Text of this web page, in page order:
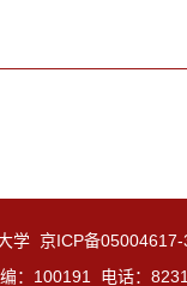
学 京ICP备
：100191 电话：